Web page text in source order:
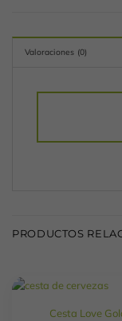
Valoraciones (0)
PRODUCTOS
Cesta Love